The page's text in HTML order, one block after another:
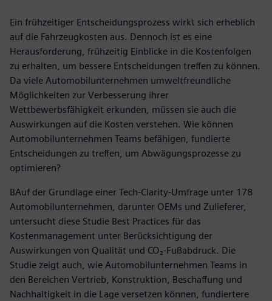
Ein frühzeitiger Entscheidungsprozess wirkt sich erheblich
auf die Fahrzeugkosten aus. Dennoch ist es eine
Herausforderung, frühzeitig Einblicke in die Kostenfolgen
zu erhalten, um bessere Entscheidungen treffen zu können.
Da viele Automobilunternehmen umweltfreundliche
Möglichkeiten zur Verbesserung ihrer
Wettbewerbsfähigkeit erkunden, müssen sie auch die
Auswirkungen auf die Kosten verstehen. Wie können
Automobilunternehmen Teams befähigen, fundierte
Entscheidungen zu treffen, um Abwägungsprozesse zu
optimieren?
BAuf der Grundlage einer Tech-Clarity-Umfrage unter 178
Automobilunternehmen, darunter OEMs und Zulieferer,
untersucht diese Studie Best Practices für das
Kostenmanagement unter Berücksichtigung der
Auswirkungen von Qualität und CO₂-Fußabdruck. Die
Studie zeigt auch, wie Automobilunternehmen Teams in
den Bereichen Vertrieb, Konstruktion, Beschaffung und
Nachhaltigkeit in die Lage versetzen können, fundiertere